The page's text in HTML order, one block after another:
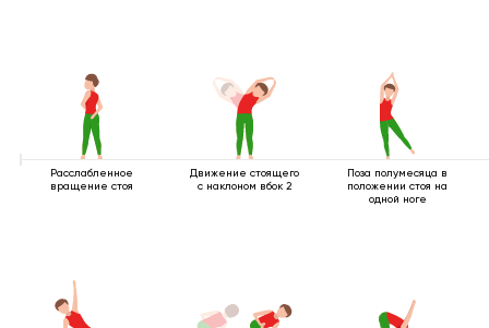
Расслабленное
вращение стоя
Движение стоящего
с наклоном вбок 2
Поза полумесяца в
положении стоя на
одной ноге